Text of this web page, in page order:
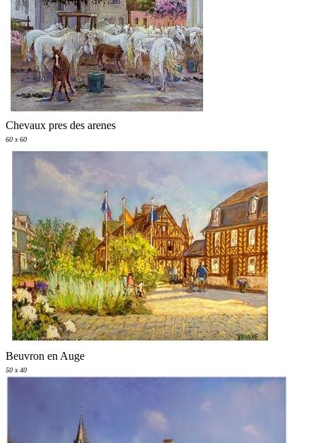
Chevaux pres des arenes
60 x 60
Beuvron en Auge
50 x 40